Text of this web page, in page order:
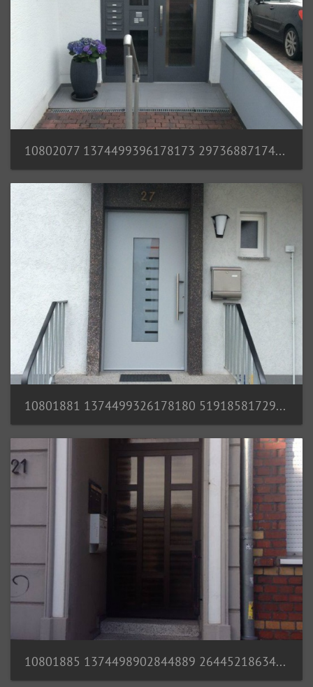
10802077 1374499396178173 2973688717469178805 n
10801881 1374499326178180 5191858172950178958 n
10801885 1374498902844889 2644521863433090978 n